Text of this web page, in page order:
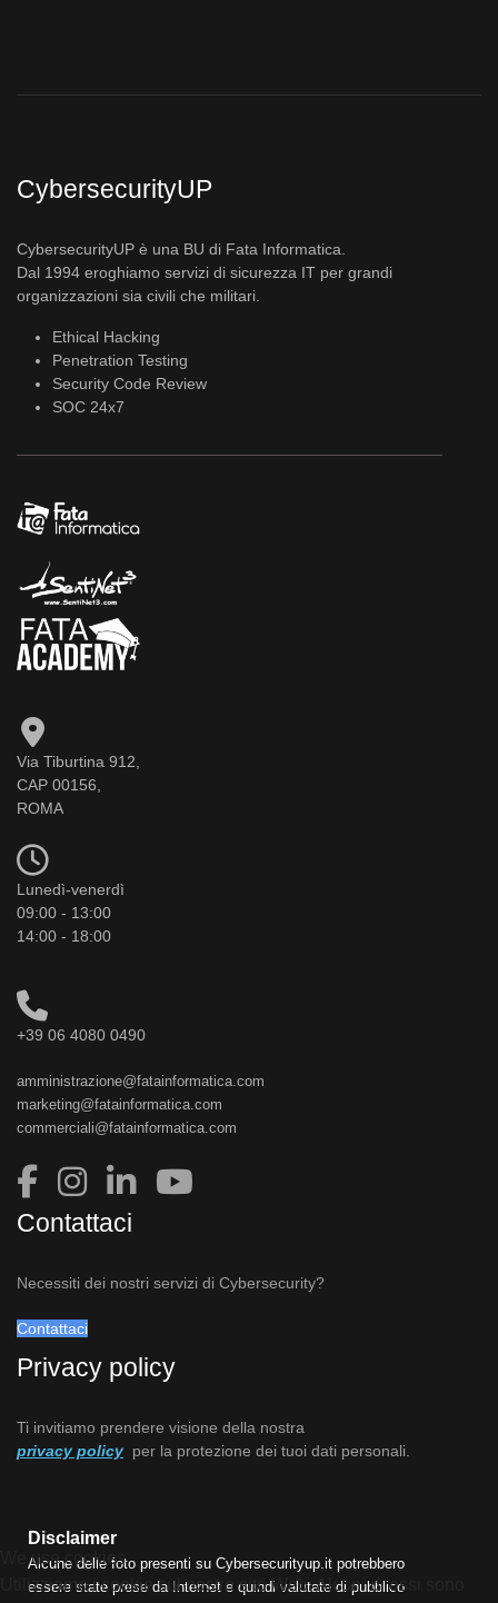
CybersecurityUP
CybersecurityUP è una BU di Fata Informatica.
Dal 1994 eroghiamo servizi di sicurezza IT per grandi
organizzazioni sia civili che militari.
Ethical Hacking
Penetration Testing
Security Code Review
SOC 24x7
Via Tiburtina 912,
CAP 00156,
ROMA
Lunedì-venerdì
09:00 - 13:00
14:00 - 18:00
+39 06 4080 0490
amministrazione@fatainformatica.com
marketing@fatainformatica.com
commerciali@fatainformatica.com
Contattaci
Necessiti dei nostri servizi di Cybersecurity?
Contattaci
Privacy policy
Ti invitiamo prendere visione della nostra
privacy policy per la protezione dei tuoi dati personali.
Disclaimer
Alcune delle foto presenti su Cybersecurityup.it potrebbero
essere state prese da Internet e quindi valutate di pubblico
We use cookies
Utilizziamo i cookie sul nostro sito Web. Alcuni di essi sono